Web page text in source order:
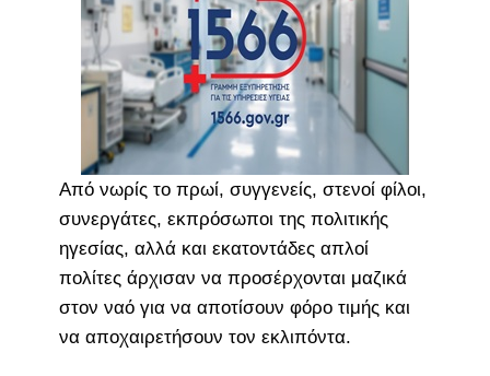
Από νωρίς το πρωί, συγγενείς, στενοί φίλοι,
συνεργάτες, εκπρόσωποι της πολιτικής
ηγεσίας, αλλά και εκατοντάδες απλοί
πολίτες άρχισαν να προσέρχονται μαζικά
στον ναό για να αποτίσουν φόρο τιμής και
να αποχαιρετήσουν τον εκλιπόντα.